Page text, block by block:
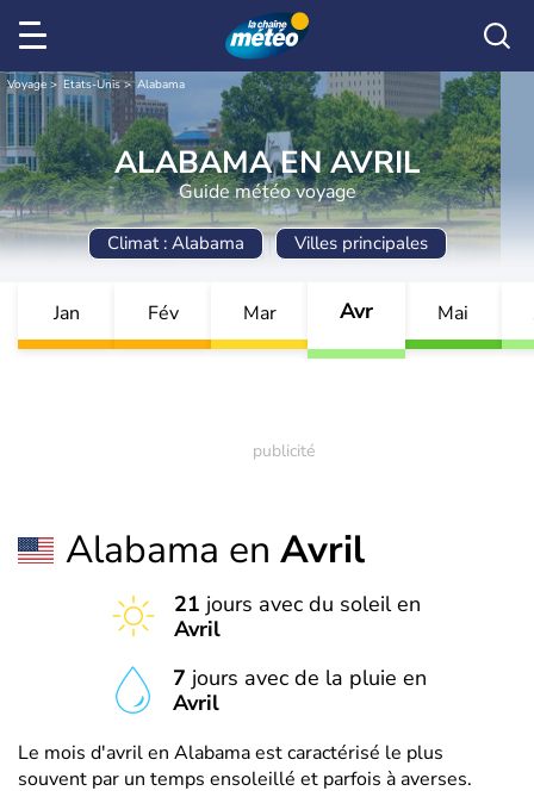
Voyage Etats-Unis Alabama
ALABAMA EN AVRIL
Guide météo voyage
Climat : Alabama Villes principales
Jan Fév Mar Avr Mai
Alabama en Avril
21 jours avec du soleil en
Avril
7 jours avec de la pluie en
Avril
Le mois d'avril en Alabama est caractérisé le plus
souvent par un temps ensoleillé et parfois à averses.